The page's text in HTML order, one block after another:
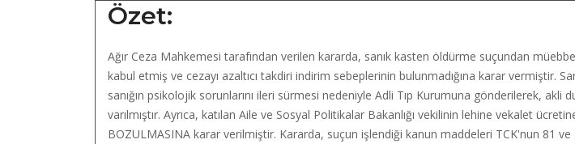
Özet:
Ağır Ceza Mahkemesi tarafından verilen kararda, sanık kasten öldürme suçundan
kabul etmiş ve cezayı azaltıcı takdiri indirim sebeplerinin bulunmadığına karar vermiştir.
sanığın psikolojik sorunlarını ileri sürmesi nedeniyle Adli Tıp Kurumuna gönderilerek, akli
varılmıştır. Ayrıca, katılan Aile ve Sosyal Politikalar Bakanlığı vekilinin lehine vekalet
BOZULMASINA karar verilmiştir. Kararda, suçun işlendiği kanun maddeleri TCK'nun 81 ve